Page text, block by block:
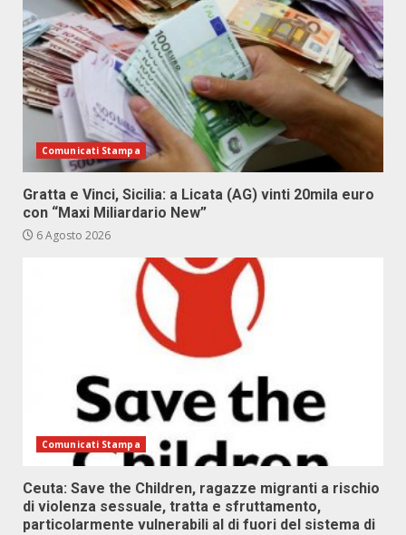
Comunicati Stampa
Gratta e Vinci, Sicilia: a Licata (AG) vinti 20mila euro
con “Maxi Miliardario New”
6 Agosto 2026
Comunicati Stampa
Ceuta: Save the Children, ragazze migranti a rischio
di violenza sessuale, tratta e sfruttamento,
particolarmente vulnerabili al di fuori del sistema di